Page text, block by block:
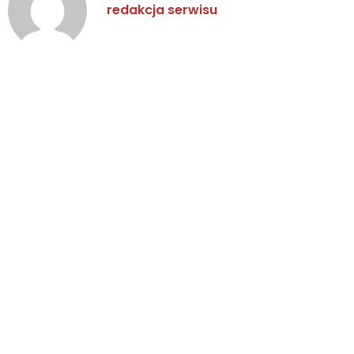
redakcja serwisu